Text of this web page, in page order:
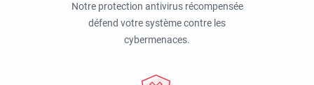
Notre protection antivirus récompensée
défend votre système contre les
cybermenaces.